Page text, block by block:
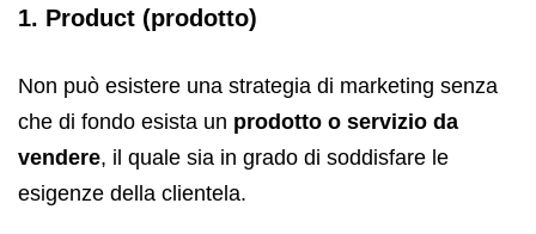
1. Product (prodotto)
Non può esistere una strategia di marketing senza
che di fondo esista un prodotto o servizio da
vendere, il quale sia in grado di soddisfare le
esigenze della clientela.